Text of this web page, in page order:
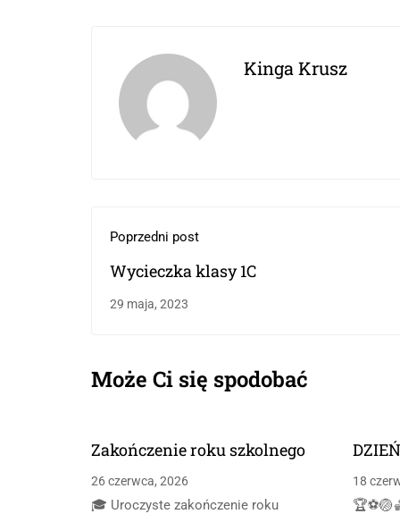
Kinga Krusz
Poprzedni post
Wycieczka klasy 1C
29 maja, 2023
Może Ci się spodobać
Zakończenie roku szkolnego
26 czerwca, 2026
🎓 Uroczyste zakończenie roku
18